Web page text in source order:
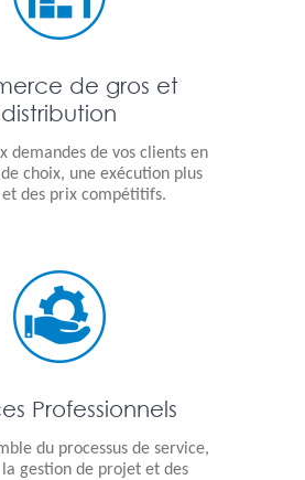
de gros et
distribution
demandes de vos clients en
choix, une exécution plus
des prix compétitifs.
Professionnels
du processus de service,
gestion de projet et des